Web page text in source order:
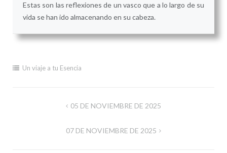
Estas son las reflexiones de un vasco que a lo largo de su
vida se han ido almacenando en su cabeza.
Un viaje a tu Esencia
Navegación05 DE NOVIEMBRE DE 2025
07 DE NOVIEMBRE DE 2025